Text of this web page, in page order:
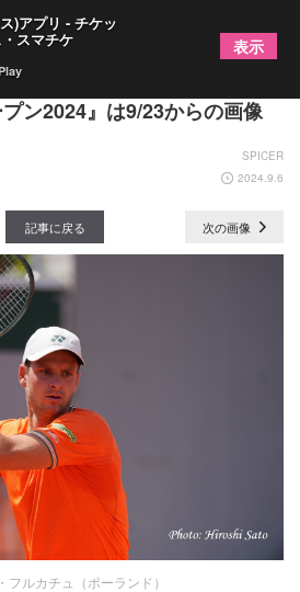
チバスが出場予定！『木下グ
ン2024』は9/23からの画像
SPICER
2024.9.6
記事に戻る 次の画像
フルカチュ（ポーランド）
)アプリ - チケッ
スマチケ 表示